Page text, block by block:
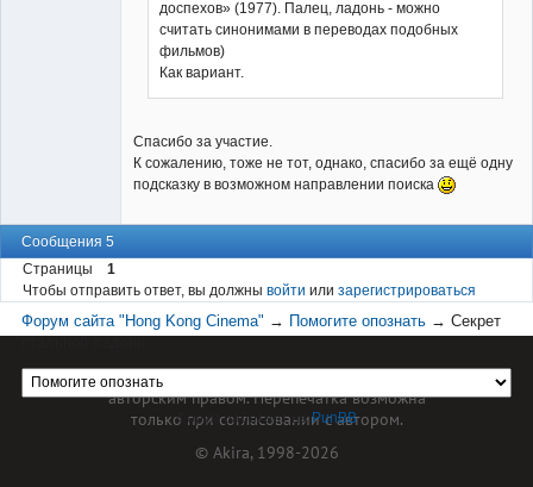
доспехов» (1977). Палец, ладонь - можно
считать синонимами в переводах подобных
фильмов)
Как вариант.
Спасибо за участие.
К сожалению, тоже не тот, однако, спасибо за ещё одну
подсказку в возможном направлении поиска
Сообщения 5
Страницы
1
Чтобы отправить ответ, вы должны войти или зарегистрироваться
Форум сайта "Hong Kong Cinema" → Помогите опознать →Секрет
Форум работает наPunBB
Материал сайта hkcinema.ru защищен
авторским правом. Перепечатка возможна
только при согласовании с автором.
© Akira, 1998-2026